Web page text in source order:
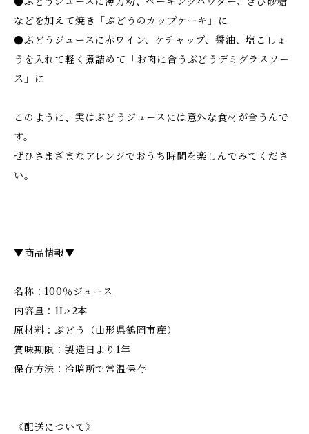
などを加えて焼き「ぶどうのカップケーキ」に
●ぶどうジュースに赤ワイン、ケチャップ、醤油、塩こしょ
うを入れて軽く煮詰めて「お肉に合うぶどうデミグラスソー
ス」に
このように、実はぶどうジュースには意外な食材が合うんで
す。
ぜひさまざまなアレンジでおうち時間を楽しんでみてくださ
い。
▼商品情報▼
名称：100％ジュース
内容量：1L×2本
原材料：ぶどう（山形県鶴岡市産）
賞味期限：製造日より1年
保存方法：冷暗所で常温保存
《配送について》